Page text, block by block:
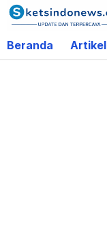
Lewati
ke
konten
Beranda Artikel